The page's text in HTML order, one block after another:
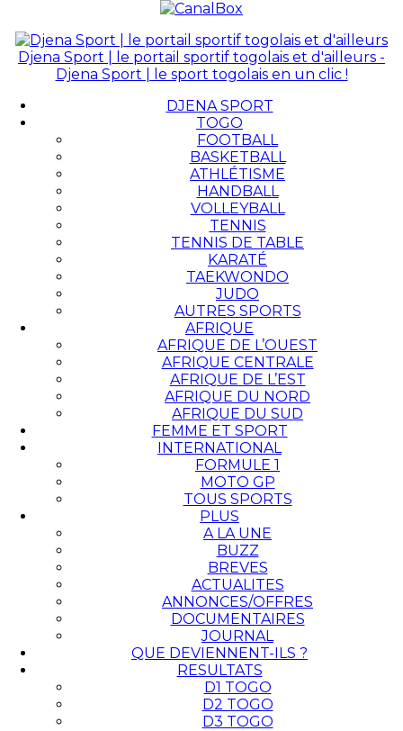
Djena Sport | le portail sportif togolais et d'ailleurs -
Djena Sport | le sport togolais en un clic !
DJENA SPORT
TOGO
FOOTBALL
BASKETBALL
ATHLÉTISME
HANDBALL
VOLLEYBALL
TENNIS
TENNIS DE TABLE
KARATÉ
TAEKWONDO
JUDO
AUTRES SPORTS
AFRIQUE
AFRIQUE DE L’OUEST
AFRIQUE CENTRALE
AFRIQUE DE L’EST
AFRIQUE DU NORD
AFRIQUE DU SUD
FEMME ET SPORT
INTERNATIONAL
FORMULE 1
MOTO GP
TOUS SPORTS
PLUS
A LA UNE
BUZZ
BREVES
ACTUALITES
ANNONCES/OFFRES
DOCUMENTAIRES
JOURNAL
QUE DEVIENNENT-ILS ?
RESULTATS
D1 TOGO
D2 TOGO
D3 TOGO